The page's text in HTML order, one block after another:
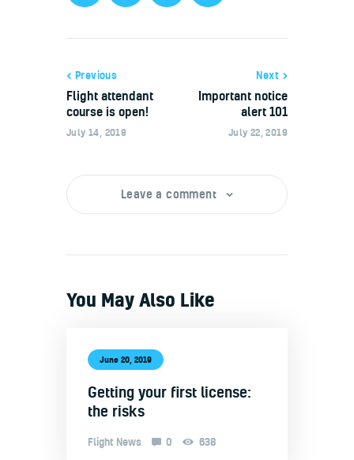
Previous
Flight attendant
course is open!
July 14, 2019
Next
Important notice
alert 101
July 22, 2019
Leave a comment
You May Also Like
June 20, 2019
Getting your first license:
the risks
Flight News 0 638